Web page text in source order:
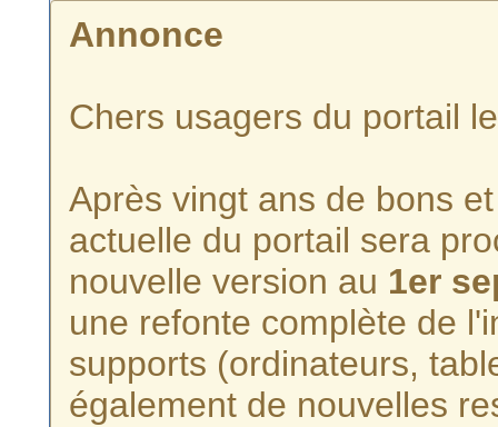
Annonce
Chers usagers du portail
Après vingt ans de bons
actuelle du portail sera
nouvelle version au 1er
une refonte complète de
supports (ordinateurs,
également de nouvelles